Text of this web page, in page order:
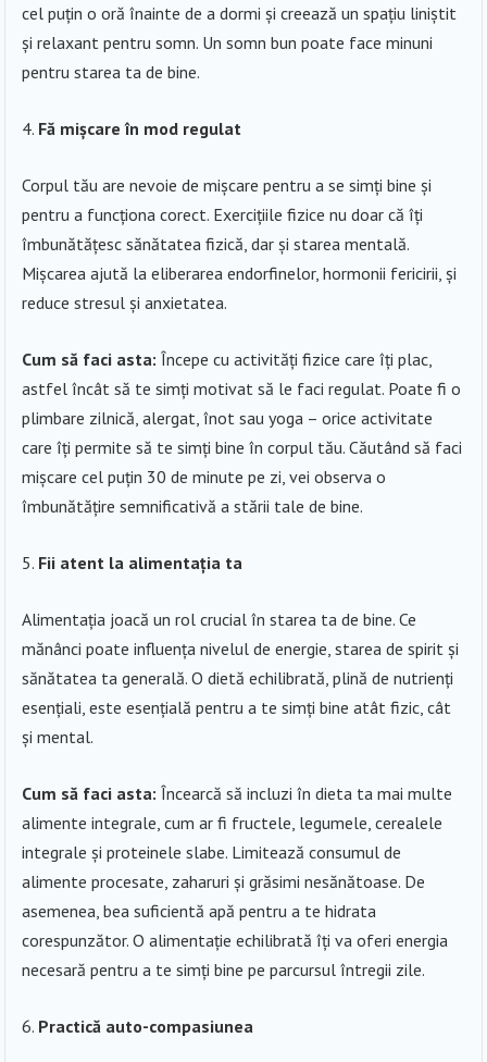
cel puțin o oră înainte de a dormi și creează un spațiu liniștit
și relaxant pentru somn. Un somn bun poate face minuni
pentru starea ta de bine.
Fă mișcare în mod regulat
Corpul tău are nevoie de mișcare pentru a se simți bine și
pentru a funcționa corect. Exercițiile fizice nu doar că îți
îmbunătățesc sănătatea fizică, dar și starea mentală.
Mișcarea ajută la eliberarea endorfinelor, hormonii fericirii, și
reduce stresul și anxietatea.
Cum să faci asta: Începe cu activități fizice care îți plac,
astfel încât să te simți motivat să le faci regulat. Poate fi o
plimbare zilnică, alergat, înot sau yoga – orice activitate
care îți permite să te simți bine în corpul tău. Căutând să faci
mișcare cel puțin 30 de minute pe zi, vei observa o
îmbunătățire semnificativă a stării tale de bine.
Fii atent la alimentația ta
Alimentația joacă un rol crucial în starea ta de bine. Ce
mănânci poate influența nivelul de energie, starea de spirit și
sănătatea ta generală. O dietă echilibrată, plină de nutrienți
esențiali, este esențială pentru a te simți bine atât fizic, cât
și mental.
Cum să faci asta: Încearcă să incluzi în dieta ta mai multe
alimente integrale, cum ar fi fructele, legumele, cerealele
integrale și proteinele slabe. Limitează consumul de
alimente procesate, zaharuri și grăsimi nesănătoase. De
asemenea, bea suficientă apă pentru a te hidrata
corespunzător. O alimentație echilibrată îți va oferi energia
necesară pentru a te simți bine pe parcursul întregii zile.
Practică auto-compasiunea